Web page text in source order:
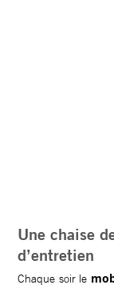
Une chaise
d’entretien
Chaque soir le